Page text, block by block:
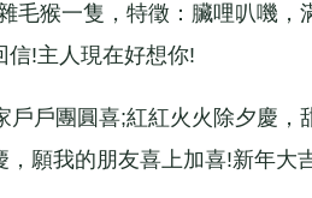
猴一隻，特徵：臟哩叭嘰，
信!主人現在好想你!
戶團圓喜;紅紅火火除夕慶，
願我的朋友喜上加喜!新年大